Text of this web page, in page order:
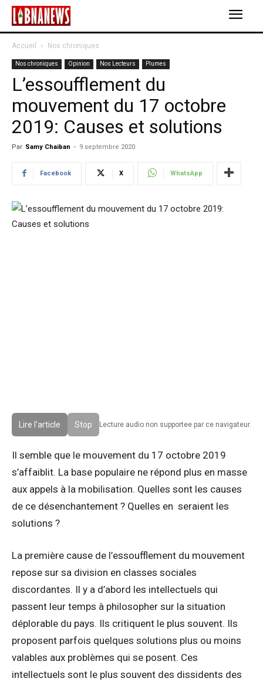
Accueil Nos chroniques
Nos chroniques Opinion Nos Lecteurs Plumes
L’essoufflement du
mouvement du 17 octobre
2019: Causes et solutions
Par Samy Chaiban - 9 septembre 2020
Facebook X WhatsApp
Lire l'article Stop Lecture audio non supportee par ce navigateur.
Il semble que le mouvement du 17 octobre 2019
s’affaiblit. La base populaire ne répond plus en masse
aux appels à la mobilisation. Quelles sont les causes
de ce désenchantement ? Quelles en seraient les
solutions ?
La première cause de l’essoufflement du mouvement
repose sur sa division en classes sociales
discordantes. Il y a d’abord les intellectuels qui
passent leur temps à philosopher sur la situation
déplorable du pays. Ils critiquent le plus souvent. Ils
proposent parfois quelques solutions plus ou moins
valables aux problèmes qui se posent. Ces
intellectuels sont le plus souvent des dissidents des